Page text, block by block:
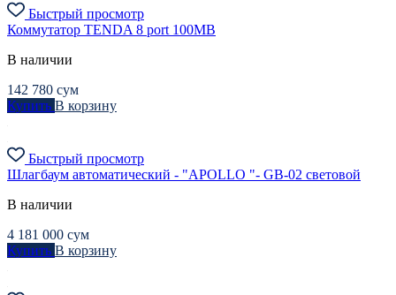
Быстрый просмотр
Коммутатор TENDA 8 port 100МВ
В наличии
142 780 сум
Купить В корзину
Быстрый просмотр
Шлагбаум автоматический - "APOLLO "- GB-02 световой
В наличии
4 181 000 сум
Купить В корзину